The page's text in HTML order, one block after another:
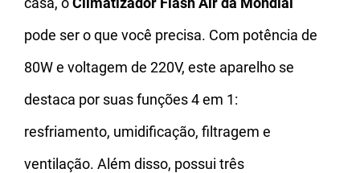
pode ser o que você precisa. Com potência de
80W e voltagem de 220V, este aparelho se
destaca por suas funções 4 em 1:
resfriamento, umidificação, filtragem e
ventilação. Além disso, possui três